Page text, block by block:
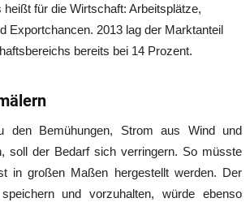
heißt für die Wirtschaft: Arbeitsplätze,
Exportchancen. 2013 lag der Marktanteil
bereits bei 14 Prozent.
den Bemühungen, Strom aus Wind und
soll der Bedarf sich verringern. So müsste
in großen Maßen hergestellt werden. Der
und vorzuhalten, würde ebenso